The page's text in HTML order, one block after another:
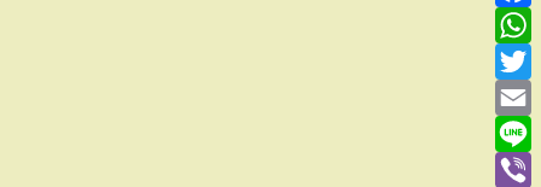
Facebook
WhatsApp
Twitter
Email
Line